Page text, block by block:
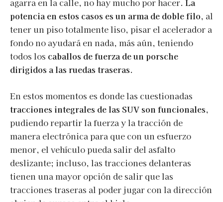
agarra en la calle, no hay mucho por hacer. La
potencia en estos casos es un arma de doble filo, al
tener un piso totalmente liso, pisar el acelerador a
fondo no ayudará en nada, más aún, teniendo
todos los caballos de fuerza de un porsche
dirigidos a las ruedas traseras.
En estos momentos es donde las cuestionadas
tracciones integrales de las SUV son funcionales,
pudiendo repartir la fuerza y la tracción de
manera electrónica para que con un esfuerzo
menor, el vehículo pueda salir del asfalto
deslizante; incluso, las tracciones delanteras
tienen una mayor opción de salir que las
tracciones traseras al poder jugar con la dirección